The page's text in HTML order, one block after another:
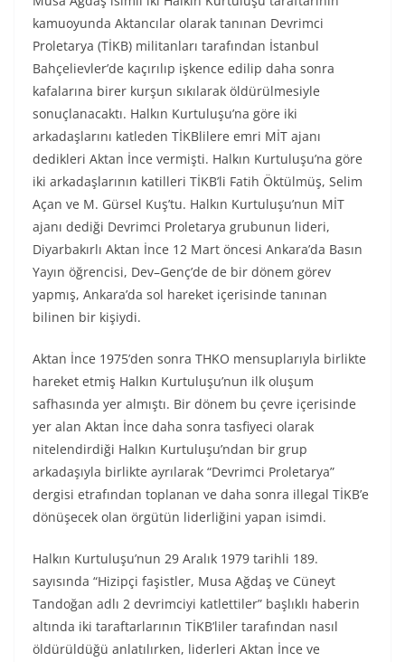
kamuoyunda Aktancılar olarak tanınan Devrimci
Proletarya (TİKB) militanları tarafından İstanbul
Bahçelievler’de kaçırılıp işkence edilip daha sonra
kafalarına birer kurşun sıkılarak öldürülmesiyle
sonuçlanacaktı. Halkın Kurtuluşu’na göre iki
arkadaşlarını katleden TİKBlilere emri MİT ajanı
dedikleri Aktan İnce vermişti. Halkın Kurtuluşu’na göre
iki arkadaşlarının katilleri TİKB’li Fatih Öktülmüş, Selim
Açan ve M. Gürsel Kuş’tu. Halkın Kurtuluşu’nun MİT
ajanı dediği Devrimci Proletarya grubunun lideri,
Diyarbakırlı Aktan İnce 12 Mart öncesi Ankara’da Basın
Yayın öğrencisi, Dev–Genç’de de bir dönem görev
yapmış, Ankara’da sol hareket içerisinde tanınan
bilinen bir kişiydi.
Aktan İnce 1975’den sonra THKO mensuplarıyla birlikte
hareket etmiş Halkın Kurtuluşu’nun ilk oluşum
safhasında yer almıştı. Bir dönem bu çevre içerisinde
yer alan Aktan İnce daha sonra tasfiyeci olarak
nitelendirdiği Halkın Kurtuluşu’ndan bir grup
arkadaşıyla birlikte ayrılarak “Devrimci Proletarya”
dergisi etrafından toplanan ve daha sonra illegal TİKB’e
dönüşecek olan örgütün liderliğini yapan isimdi.
Halkın Kurtuluşu’nun 29 Aralık 1979 tarihli 189.
sayısında “Hizipçi faşistler, Musa Ağdaş ve Cüneyt
Tandoğan adlı 2 devrimciyi katlettiler” başlıklı haberin
altında iki taraftarlarının TİKB’liler tarafından nasıl
öldürüldüğü anlatılırken, liderleri Aktan İnce ve